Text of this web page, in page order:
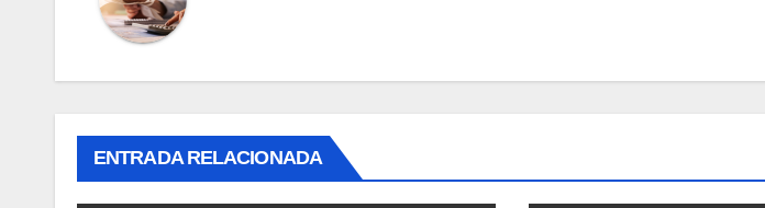
ENTRADA RELACIONADA